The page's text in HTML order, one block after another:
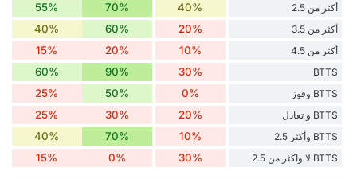
أكثر من 2.5 40%
70%
55%
أكثر من 3.5 20%
60%
40%
أكثر من 4.5 10%
20%
15%
BTTS
30%
90%
60%
BTTS وفوز 0%
50%
25%
BTTS و تعادل 20%
30%
25%
BTTS وأكثر 2.5 10%
70%
40%
BTTS لا واكثر من 2.5 30%
0%
15%